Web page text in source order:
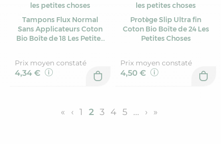
les petites choses
Tampons Flux Normal
Sans Applicateurs Coton
Bio Boîte de 18 Les Petites
Prix moyen constaté
4,34 €
les petites choses
Protège Slip Ultra fin
Coton Bio Boîte de 24 Les
Petites Choses
Prix moyen constaté
4,50 €
« ‹ 1 2 3 4 5 ... › »